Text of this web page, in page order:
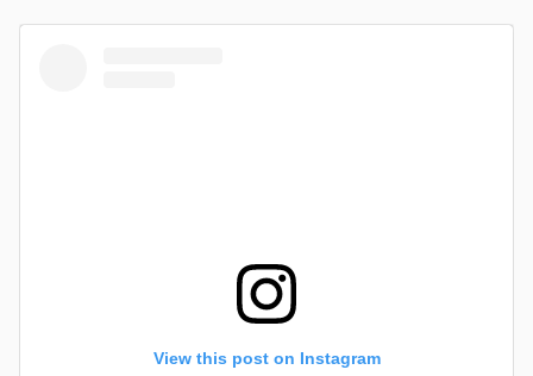
View this post on Instagram